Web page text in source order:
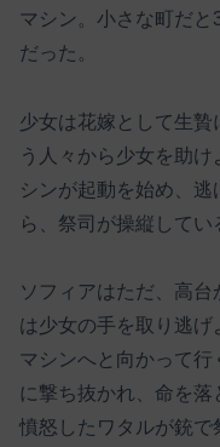
マシン。小さな町だ
だった。
少女は花嫁として生
う人々から少女を助
シンが起動を始め、
ら、祭司が操縦してい
ソフィアはただ、高
は少女の手を取り逃げ
マシンへと向かって
に撃ち抜かれ、命を落
憤怒したワタルが銃で